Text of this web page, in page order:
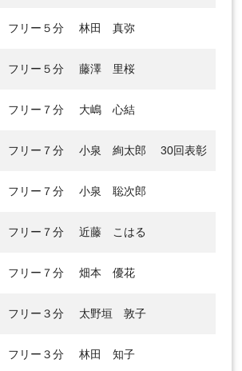
フリー５分 林田 真弥
フリー５分 藤澤 里桜
フリー７分 大嶋 心結
フリー７分 小泉 絢太郎 30回表彰
フリー７分 小泉 聡次郎
フリー７分 近藤 こはる
フリー７分 畑本 優花
フリー３分 太野垣 敦子
フリー３分 林田 知子